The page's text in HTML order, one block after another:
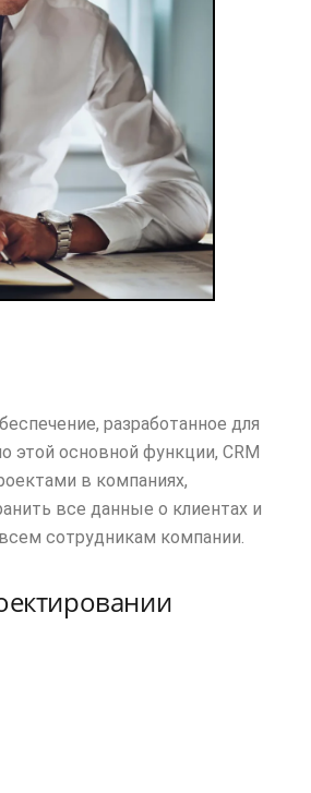
разработанное для
этой основной функции, CRM
в компаниях,
все данные о клиентах и
сотрудникам компании.